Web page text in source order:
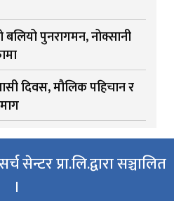
पुनरागमन, नोक्सानी
दिवस, मौलिक पहिचान र
सेन्टर प्रा.लि.द्वारा सञ्चालित
।